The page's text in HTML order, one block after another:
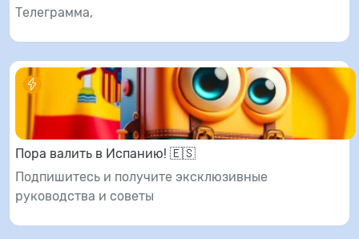
Телеграмма,
Пора валить в Испанию! 🇪🇸
Подпишитесь и получите эксклюзивные
руководства и советы